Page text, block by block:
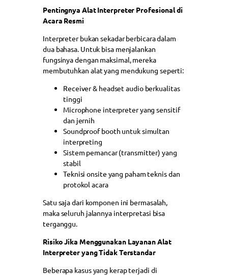
Pentingnya Alat Interpreter Profesional di
Acara Resmi
Interpreter bukan sekadar berbicara dalam
dua bahasa. Untuk bisa menjalankan
fungsinya dengan maksimal, mereka
membutuhkan alat yang mendukung seperti:
Receiver & headset audio berkualitas
tinggi
Microphone interpreter yang sensitif
dan jernih
Soundproof booth untuk simultan
interpreting
Sistem pemancar (transmitter) yang
stabil
Teknisi onsite yang paham teknis dan
protokol acara
Satu saja dari komponen ini bermasalah,
maka seluruh jalannya interpretasi bisa
terganggu.
Risiko Jika Menggunakan Layanan Alat
Interpreter yang Tidak Terstandar
Beberapa kasus yang kerap terjadi di